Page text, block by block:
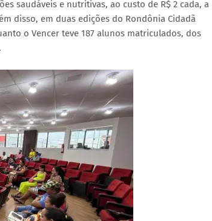
saudáveis e nutritivas, ao custo de R$ 2 cada, a
disso, em duas edições do Rondônia Cidadã
o Vencer teve 187 alunos matriculados, dos